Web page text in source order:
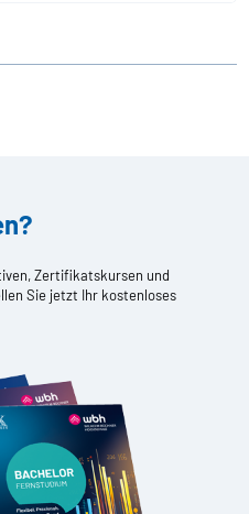
Zertifikatskursen und
Sie jetzt Ihr kostenloses